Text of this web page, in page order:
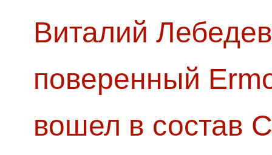
Виталий
поверенный
вошел в состав